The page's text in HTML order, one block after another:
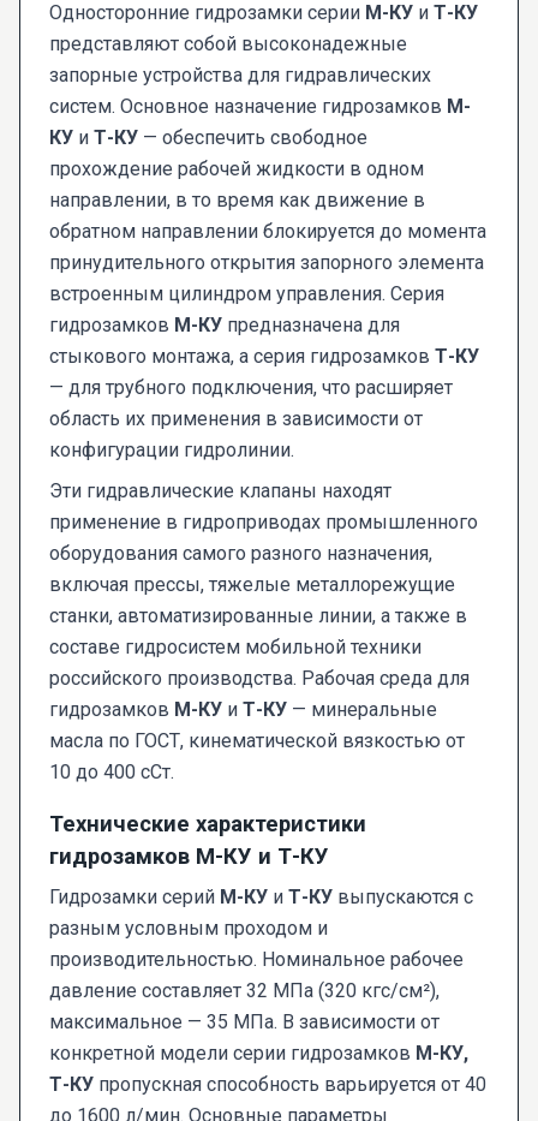
Односторонние гидрозамки серии М-КУ и Т-КУ
представляют собой высоконадежные
запорные устройства для гидравлических
систем. Основное назначение гидрозамков М-
КУ и Т-КУ — обеспечить свободное
прохождение рабочей жидкости в одном
направлении, в то время как движение в
обратном направлении блокируется до момента
принудительного открытия запорного элемента
встроенным цилиндром управления. Серия
гидрозамков М-КУ предназначена для
стыкового монтажа, а серия гидрозамков Т-КУ
— для трубного подключения, что расширяет
область их применения в зависимости от
конфигурации гидролинии.
Эти гидравлические клапаны находят
применение в гидроприводах промышленного
оборудования самого разного назначения,
включая прессы, тяжелые металлорежущие
станки, автоматизированные линии, а также в
составе гидросистем мобильной техники
российского производства. Рабочая среда для
гидрозамков М-КУ и Т-КУ — минеральные
масла по ГОСТ, кинематической вязкостью от
10 до 400 сСт.
Технические характеристики
гидрозамков М-КУ и Т-КУ
Гидрозамки серий М-КУ и Т-КУ выпускаются с
разным условным проходом и
производительностью. Номинальное рабочее
давление составляет 32 МПа (320 кгс/см²),
максимальное — 35 МПа. В зависимости от
конкретной модели серии гидрозамков М-КУ,
Т-КУ пропускная способность варьируется от 40
до 1600 л/мин. Основные параметры